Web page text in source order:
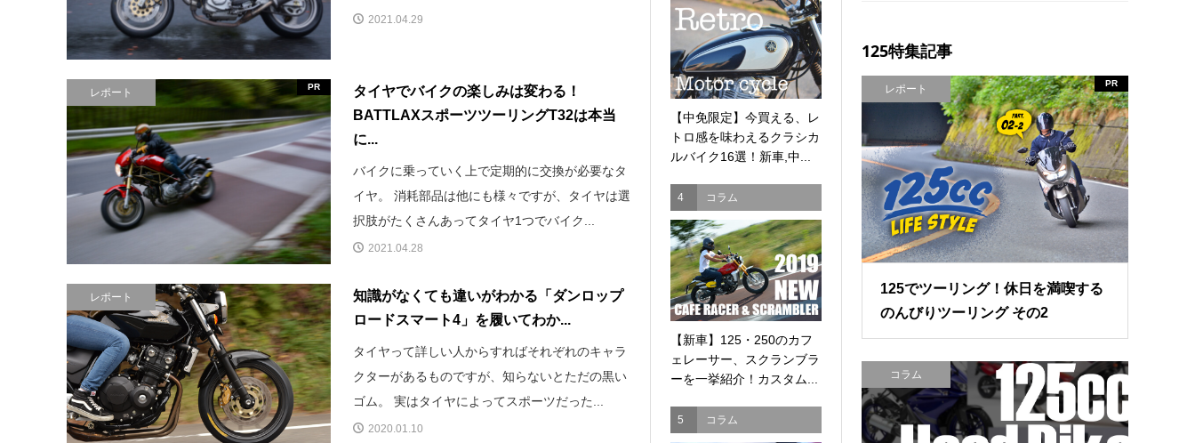
2021.04.29
レポート PR
タイヤでバイクの楽しみは変わる！
BATTLAXスポーツツーリングT32は本当
に...
バイクに乗っていく上で定期的に交換が必要なタ
イヤ。 消耗部品は他にも様々ですが、タイヤは選
択肢がたくさんあってタイヤ1つでバイク...
2021.04.28
レポート
知識がなくても違いがわかる「ダンロップ
ロードスマート4」を履いてわか...
タイヤって詳しい人からすればそれぞれのキャラ
クターがあるものですが、知らないとただの黒い
ゴム。 実はタイヤによってスポーツだった...
2020.01.10
125特集記事
レポート PR
125でツーリング！休日を満喫する
のんびりツーリング その2
コラム
【中免限定】今買える、レ
トロ感を味わえるクラシカ
ルバイク16選！新車,中...
4 コラム
【新車】125・250のカフ
ェレーサー、スクランブラ
ーを一挙紹介！カスタム...
5 コラム